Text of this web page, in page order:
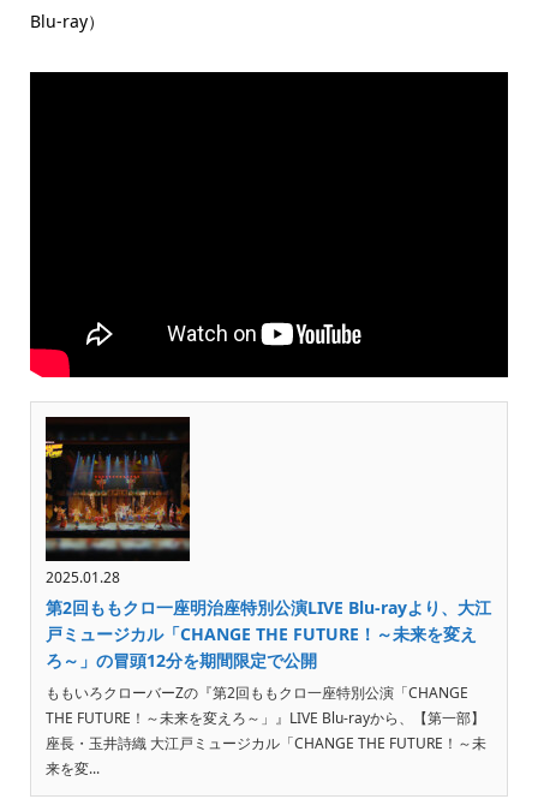
Blu-ray）
2025.01.28
第2回ももクロ一座明治座特別公演LIVE Blu-rayより、大江
戸ミュージカル「CHANGE THE FUTURE！～未来を変え
ろ～」の冒頭12分を期間限定で公開
ももいろクローバーZの『第2回ももクロ一座特別公演「CHANGE
THE FUTURE！～未来を変えろ～」』LIVE Blu-rayから、【第一部】
座長・玉井詩織 大江戸ミュージカル「CHANGE THE FUTURE！～未
来を変...